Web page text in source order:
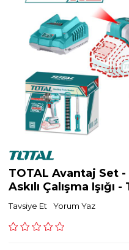
TOTAL Avantaj Set
Askılı Çalışma Işığı
Tavsiye Et Yorum Yaz